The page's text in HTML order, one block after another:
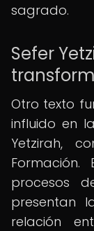
sagrado.
Sefer
Otro texto
influido en
Yetzirah,
procesos
presentan
relación